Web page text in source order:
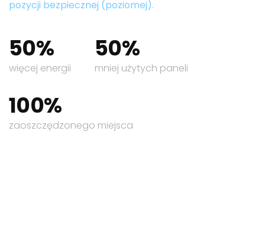
pozycji bezpiecznej (poziomej).
50%
więcej energii
50%
mniej użytych paneli
100%
zaoszczędzonego miejsca